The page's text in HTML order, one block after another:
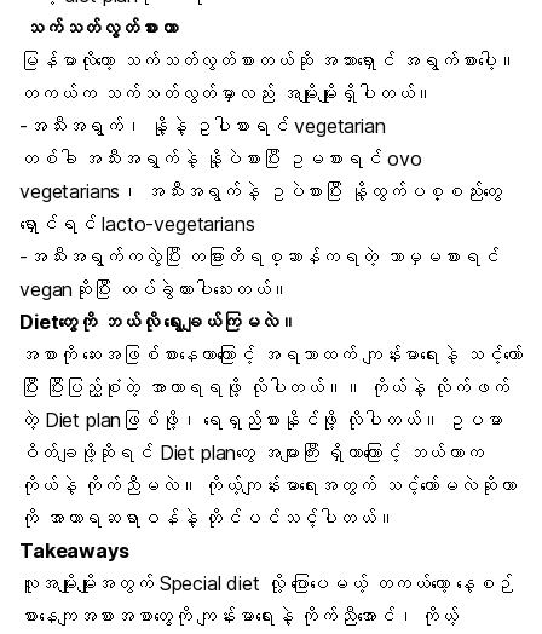
သက်သတ်လွတ်စားတာ
မြန်မာလိုတော့ သက်သတ်လွတ်စားတယ်ဆို အသားရှောင် အရွက်စားပေါ့။
တကယ်က သက်သတ်လွတ်မှာလည်း အမျိုးမျိုးရှိပါတယ်။
-အသီးအရွက်၊ နို့နဲ့ ဥပါစားရင် vegetarian
တစ်ခါ အသီးအရွက်နဲ့ နို့ပဲစားပြီး ဥမစားရင် ovo
vegetarians၊ အသီးအရွက်နဲ့ ဥပဲစားပြီး နို့ထွက်ပစ္စည်းတွေ
ရှောင်ရင် lacto-vegetarians
-အသီးအရွက်ကလွဲပြီး တခြားတိရစ္ဆာန်ကရတဲ့ ဘာမှမစားရင်
veganဆိုပြီး ထပ်ခွဲထားပါသေးတယ်။
Dietတွေကို ဘယ်လို ရွေးချယ်ကြမလဲ။
အစာကို ဆေးအဖြစ်စားနေတာကြောင့် အရသာထက် ကျန်းမာရေးနဲ့ သင့်တော်
ပြီး ပြီးပြည့်စုံတဲ့ အာဟာရ ရဖို့ လိုပါတယ်။။ ကိုယ်နဲ့ လိုက်ဖက်
တဲ့Diet plan ဖြစ်ဖို့၊ ရေရှည်စားနိုင်ဖို့ လိုပါတယ်။ ဥပမာ
ဝိတ်ချဖို့ဆိုရင် Diet planတွေ အများကြီး ရှိတာကြောင့် ဘယ်ဟာက
ကိုယ်နဲ့ ကိုက်ညီမလဲ။ ကိုယ့်ကျန်းမာရေးအတွက် သင့်တော်မလဲဆိုတာ
ကို အာဟာရဆရာဝန်နဲ့ တိုင်ပင်သင့်ပါတယ်။
Takeaways
လူအမျိုးမျိုးအတွက် Special diet လို့ ပြောပေမယ့် တကယ်တော့ နေ့စဉ်
စားနေကျအစားအစာတွေကိုကျန်းမာရေးနဲ့ ကိုက်ညီအောင်၊ ကိုယ့်